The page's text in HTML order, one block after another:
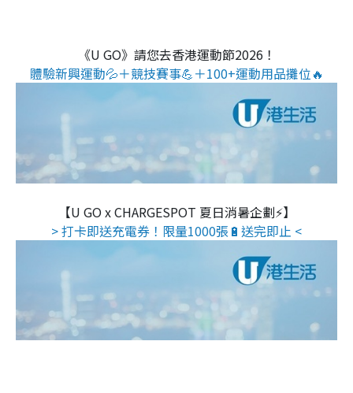
《U GO》請您去香港運動節2026！
體驗新興運動💦＋競技賽事💪＋100+運動用品攤位🔥
【U GO x CHARGESPOT 夏日消暑企劃⚡】
> 打卡即送充電券！限量1000張🔋送完即止 <